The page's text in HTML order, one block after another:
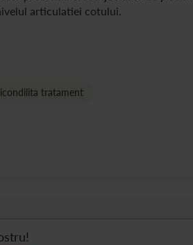
articulatiei cotului.
tratament